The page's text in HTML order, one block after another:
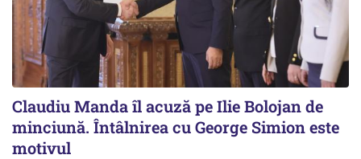
Claudiu Manda îl acuză pe Ilie Bolojan de
minciună. Întâlnirea cu George Simion este
motivul